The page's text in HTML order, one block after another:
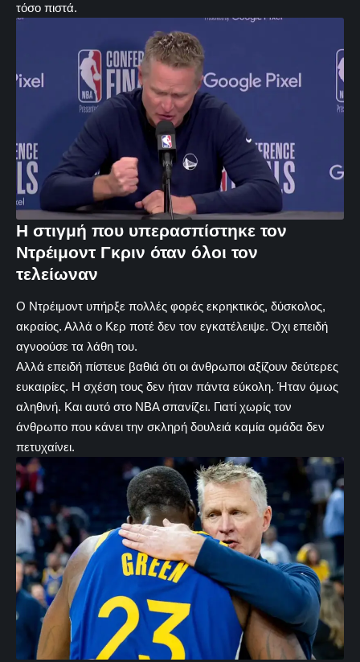
τόσο πιστά.
Η στιγμή που υπερασπίστηκε τον
Ντρέιμοντ Γκριν όταν όλοι τον
τελείωναν
Ο Ντρέιμοντ υπήρξε πολλές φορές εκρηκτικός, δύσκολος,
ακραίος. Αλλά ο Κερ ποτέ δεν τον εγκατέλειψε. Όχι επειδή
αγνοούσε τα λάθη του.
Αλλά επειδή πίστευε βαθιά ότι οι άνθρωποι αξίζουν δεύτερες
ευκαιρίες. Η σχέση τους δεν ήταν πάντα εύκολη. Ήταν όμως
αληθινή. Και αυτό στο NBA σπανίζει. Γιατί χωρίς τον
άνθρωπο που κάνει την σκληρή δουλειά καμία ομάδα δεν
πετυχαίνει.